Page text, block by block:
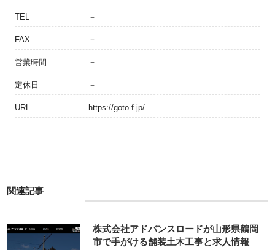
TEL －
FAX －
営業時間 －
定休日 －
URL https://goto-f.jp/
関連記事
株式会社アドバンスロードが山形県鶴岡
市で手がける舗装土木工事と求人情報